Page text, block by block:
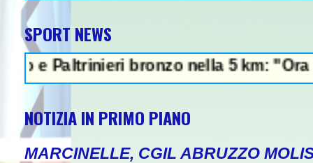
SPORT NEWS
bronzo nella 5 km: "Ora ci
NOTIZIA IN PRIMO PIANO
MARCINELLE, CGIL ABRUZZO